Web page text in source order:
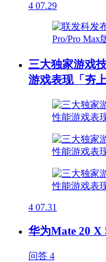
4 07.29
三大独家游戏
游戏表现「夯上
4 07.31
华为Mate 20 X
问答 4